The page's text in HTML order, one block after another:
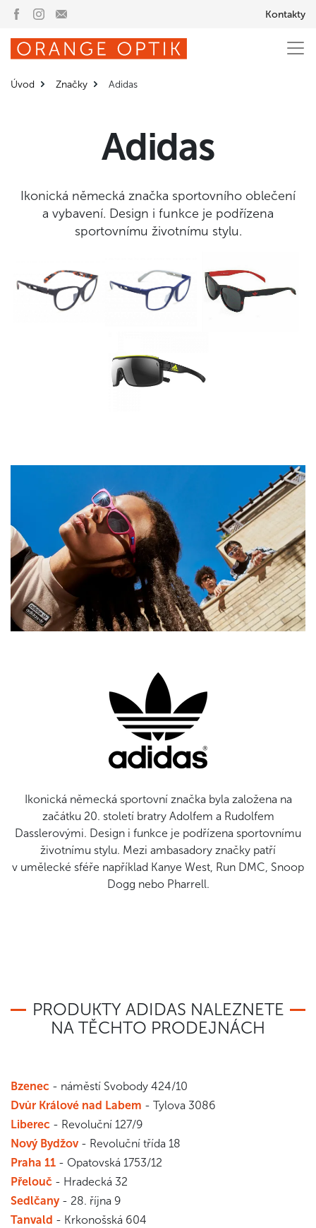
Kontakty
Úvod Značky Adidas
Adidas
Ikonická německá značka sportovního oblečení
a vybavení. Design i funkce je podřízena
sportovnímu životnímu stylu.
Ikonická německá sportovní značka byla založena na
začátku 20. století bratry Adolfem a Rudolfem
Dasslerovými. Design i funkce je podřízena sportovnímu
životnímu stylu. Mezi ambasadory značky patří
v umělecké sféře například Kanye West, Run DMC, Snoop
Dogg nebo Pharrell.
PRODUKTY ADIDAS NALEZNETE
NA TĚCHTO PRODEJNÁCH
Bzenec - náměstí Svobody 424/10
Dvůr Králové nad Labem - Tylova 3086
Liberec - Revoluční 127/9
Nový Bydžov- Revoluční třída 18
Praha 11 - Opatovská 1753/12
Přelouč - Hradecká 32
Sedlčany- 28. října 9
Tanvald - Krkonošská 604